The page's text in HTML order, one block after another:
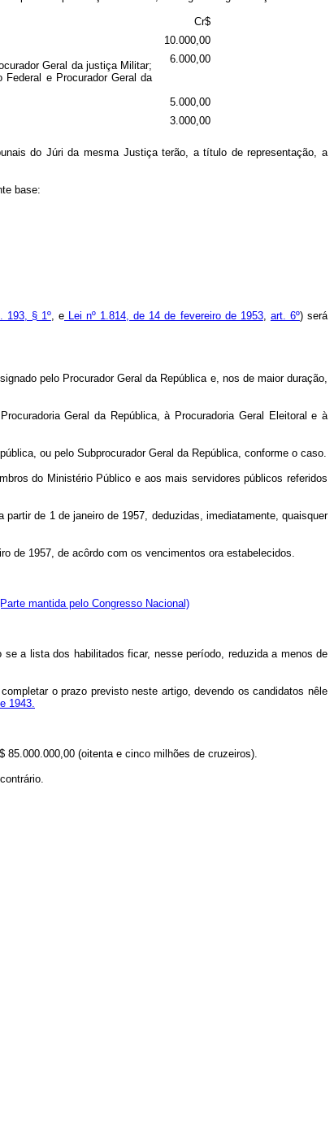
Cr$
10.000,00
Geral da justiça Militar;
e Procurador Geral da
6.000,00
5.000,00
3.000,00
do Júri da mesma Justiça terão, a título de representação, a
base:
193, § 1º, eLei nº 1.814, de 14 de fevereiro de 1953, art. 6º) será
pelo Procurador Geral da República e, nos de maior duração,
Geral da República, à Procuradoria Geral Eleitoral e à
ou pelo Subprocurador Geral da República, conforme o caso.
do Ministério Público e aos mais servidores públicos referidos
partir de 1 de janeiro de 1957, deduzidas, imediatamente, quaisquer
de 1957, de acôrdo com os vencimentos ora estabelecidos.
mantida pelo Congresso Nacional)
a lista dos habilitados ficar, nesse período, reduzida a menos de
o prazo previsto neste artigo, devendo os candidatos nêle
1943.
(oitenta e cinco milhões de cruzeiros).